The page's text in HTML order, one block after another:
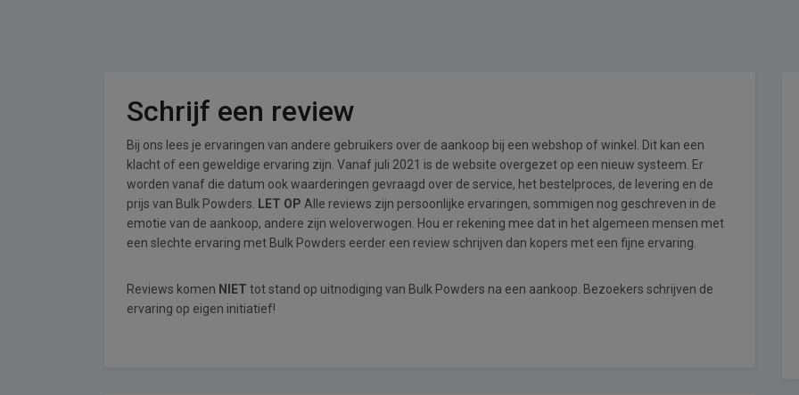
Schrijf een review
Bij ons lees je ervaringen van andere gebruikers over de aankoop bij een webshop of winkel. Dit kan een
klacht of een geweldige ervaring zijn. Vanaf juli 2021 is de website overgezet op een nieuw systeem. Er
worden vanaf die datum ook waarderingen gevraagd over de service, het bestelproces, de levering en de
prijs van Bulk Powders.
LET OP Alle reviews zijn persoonlijke ervaringen, sommigen nog geschreven in de
emotie van de aankoop, andere zijn weloverwogen. Hou er rekening mee dat in het algemeen mensen met
een slechte ervaring met Bulk Powders eerder een review schrijven dan kopers met een fijne ervaring.
Reviews komen NIET tot stand op uitnodiging van Bulk Powders na een aankoop. Bezoekers schrijven de
ervaring op eigen initiatief!